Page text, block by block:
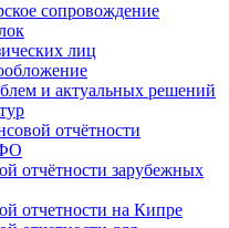
сопровождение
лиц
и актуальных решений
отчётности
отчётности зарубежных
отчетности на Кипре